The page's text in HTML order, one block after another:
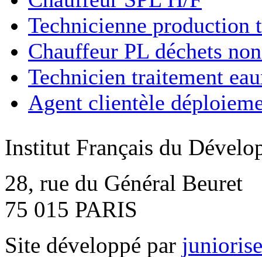
Technicienne production
Chauffeur PL déchets
Technicien traitement
Agent clientèle
Institut Français du
28, rue du Général Beuret
75 015 PARIS
Site développé par